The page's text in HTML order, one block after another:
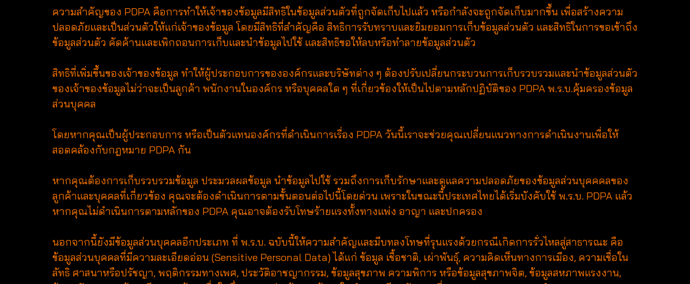
ความสำคัญของ PDPA คือการทำให้เจ้าของข้อมูลมีสิทธิในข้อมูลส่วนตัวที่ถูกจัดเก็บไปแล้ว หรือกำลังจะถูกจัดเก็บมากขึ้น เพื่อสร้างความ
ปลอดภัยและเป็นส่วนตัวให้แก่เจ้าของข้อมูล โดยมีสิทธิที่สำคัญคือ สิทธิการรับทราบและยิมยอมการเก็บข้อมูลส่วนตัว และสิทธิในการขอเข้าถึง
ข้อมูลส่วนตัว คัดค้านและเพิกถอนการเก็บและนำข้อมูลไปใช้ และสิทธิขอให้ลบหรือทำลายข้อมูลส่วนตัว
สิทธิที่เพิ่มขึ้นของเจ้าของข้อมูล ทำให้ผู้ประกอบการขององค์กรและบริษัทต่าง ๆ ต้องปรับเปลี่ยนกระบวนการเก็บรวบรวมและนำข้อมูลส่วนตัว
ของเจ้าของข้อมูลไม่ว่าจะเป็นลูกค้า พนักงานในองค์กร หรือบุคคลใด ๆ ที่เกี่ยวข้องให้เป็นไปตามหลักปฏิบัติของ PDPA พ.ร.บ.คุ้มครองข้อมูล
ส่วนบุคคล
โดยหากคุณเป็นผู้ประกอบการ หรือเป็นตัวแทนองค์กรที่ดำเนินการเรื่อง PDPA วันนี้เราจะช่วยคุณเปลี่ยนแนวทางการดำเนินงานเพื่อให้
สอดคล้องกับกฎหมาย PDPA กัน
หากคุณต้องการเก็บรวบรวมข้อมูล ประมวลผลข้อมูล นำข้อมูลไปใช้ รวมถึงการเก็บรักษาและดูแลความปลอดภัยของข้อมูลส่วนบุคคคลของ
ลูกค้าและบุคคลที่เกี่ยวข้อง คุณจะต้องดำเนินการตามขั้นตอนต่อไปนี้โดยด่วน เพราะในขณะนี้ประเทศไทยได้เริ่มบังคับใช้ พ.ร.บ. PDPA แล้ว
หากคุณไม่ดำเนินการตามหลักของ PDPA คุณอาจต้องรับโทษร้ายแรงทั้งทางแพ่ง อาญา และปกครอง
นอกจากนี้ยังมีข้อมูลส่วนบุคคลอีกประเภท ที่ พ.ร.บ. ฉบับนี้ให้ความสำคัญและมีบทลงโทษที่รุนแรงด้วยกรณีเกิดการรั่วไหลสู่สาธารณะ คือ
ข้อมูลส่วนบุคคลที่มีความละเอียดอ่อน (Sensitive Personal Data) ได้แก่ ข้อมูล เชื้อชาติ, เผ่าพันธุ์, ความคิดเห็นทางการเมือง, ความเชื่อใน
ลัทธิ ศาสนาหรือปรัชญา, พฤติกรรมทางเพศ, ประวัติอาชญากรรม, ข้อมูลสุขภาพ ความพิการ หรือข้อมูลสุขภาพจิต, ข้อมูลสหภาพแรงงาน,